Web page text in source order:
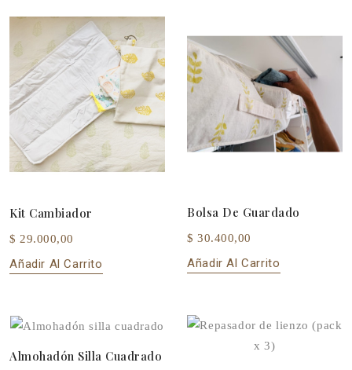
Kit Cambiador
$ 29.000,00
Añadir Al Carrito
Bolsa De Guardado
$ 30.400,00
Añadir Al Carrito
Almohadón Silla Cuadrado